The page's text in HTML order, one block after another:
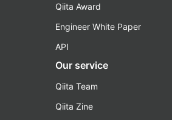
Qiita Award
Engineer White Paper
API
Our service
Qiita Team
Qiita Zine